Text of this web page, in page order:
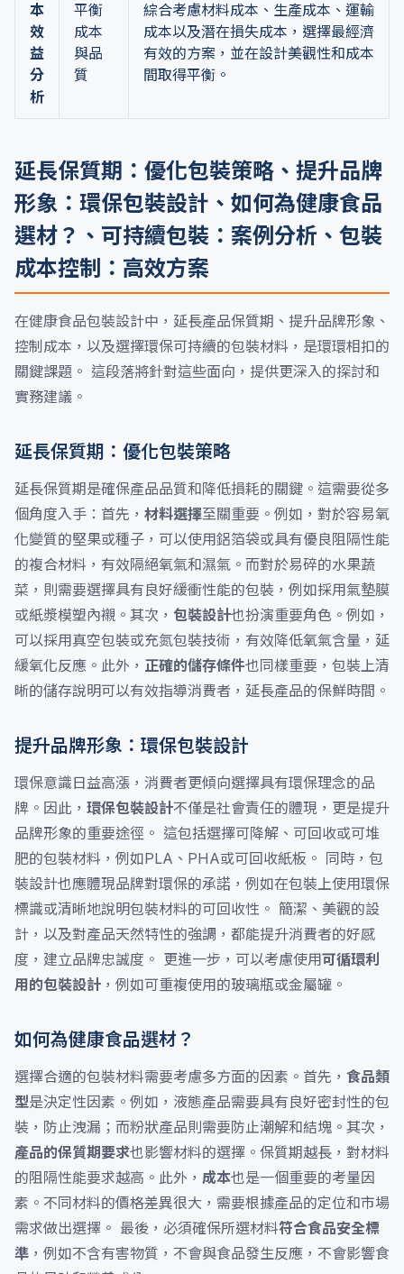
本
效
益
分
析
平衡
成本
與品
質
綜合考慮材料成本、生產成本、運輸
成本以及潛在損失成本，選擇最經濟
有效的方案，並在設計美觀性和成本
間取得平衡。
延長保質期：優化包裝策略、提升品牌
形象：環保包裝設計、如何為健康食品
選材？、可持續包裝：案例分析、包裝
成本控制：高效方案
在健康食品包裝設計中，延長產品保質期、提升品牌形象、
控制成本，以及選擇環保可持續的包裝材料，是環環相扣的
關鍵課題。 這段落將針對這些面向，提供更深入的探討和
實務建議。
延長保質期：優化包裝策略
延長保質期是確保產品品質和降低損耗的關鍵。這需要從多
個角度入手：首先， 材料選擇至關重要。例如，對於容易氧
化變質的堅果或種子，可以使用鋁箔袋或具有優良阻隔性能
的複合材料，有效隔絕氧氣和濕氣。而對於易碎的水果蔬
菜，則需要選擇具有良好緩衝性能的包裝，例如採用氣墊膜
或紙漿模塑內襯。其次， 包裝設計也扮演重要角色。例如，
可以採用真空包裝或充氮包裝技術，有效降低氧氣含量，延
緩氧化反應。此外， 正確的儲存條件也同樣重要，包裝上清
晰的儲存說明可以有效指導消費者，延長產品的保鮮時間。
提升品牌形象：環保包裝設計
環保意識日益高漲，消費者更傾向選擇具有環保理念的品
牌。因此， 環保包裝設計不僅是社會責任的體現，更是提升
品牌形象的重要途徑。 這包括選擇可降解、可回收或可堆
肥的包裝材料，例如PLA、PHA或可回收紙板。 同時，包
裝設計也應體現品牌對環保的承諾，例如在包裝上使用環保
標識或清晰地說明包裝材料的可回收性。 簡潔、美觀的設
計，以及對產品天然特性的強調，都能提升消費者的好感
度，建立品牌忠誠度。 更進一步，可以考慮使用可循環利
用的包裝設計 ，例如可重複使用的玻璃瓶或金屬罐。
如何為健康食品選材？
選擇合適的包裝材料需要考慮多方面的因素。首先， 食品類
型是決定性因素。例如，液態產品需要具有良好密封性的包
裝，防止洩漏；而粉狀產品則需要防止潮解和結塊。其次，
產品的保質期要求也影響材料的選擇。保質期越長，對材料
的阻隔性能要求越高。此外， 成本也是一個重要的考量因
素。不同材料的價格差異很大，需要根據產品的定位和市場
需求做出選擇。 最後，必須確保所選材料符合食品安全標
準 ，例如不含有害物質，不會與食品發生反應，不會影響食